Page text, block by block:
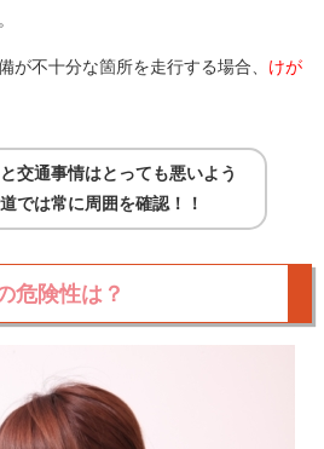
が不十分な箇所を走行する場合、 けが
交通事情はとっても悪いよう
では常に周囲を確認！！
危険性は？